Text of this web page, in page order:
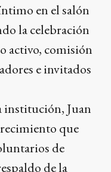
en el salón
la celebración
activo, comisión
e invitados
institución, Juan
que
de
de la